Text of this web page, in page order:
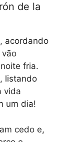
de la
acordando
vão
fria.
listando
vida
um dia!
cedo e,